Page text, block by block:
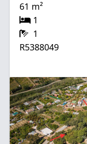
61 m²
1
1
R5388049